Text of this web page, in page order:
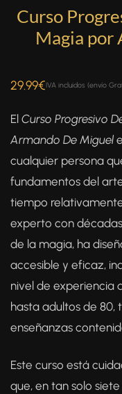
Curso
Magia por
29.99€IVA incluidos (envío
El Curso Progresivo
Armando De Miguel
cualquier persona
fundamentos del
tiempo
experto con
de la magia, ha
accesible y eficaz,
nivel de experiencia
hasta adultos de 80,
enseñanzas
Este curso está
que, en tan solo